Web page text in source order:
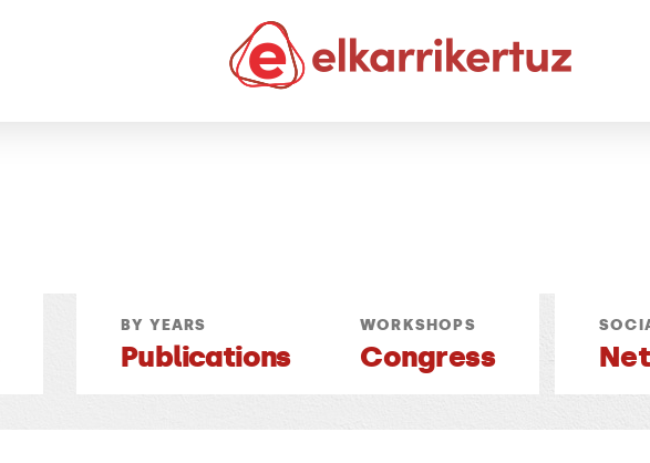
BY YEARS
Publications
WORKSHOPS
Congress